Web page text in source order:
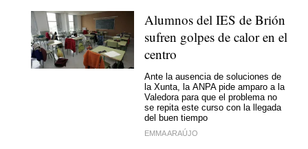
Alumnos del IES de Brión
sufren golpes de calor en el
centro
Ante la ausencia de soluciones de
la Xunta, la ANPA pide amparo a la
Valedora para que el problema no
se repita este curso con la llegada
del buen tiempo
EMMA ARAÚJO